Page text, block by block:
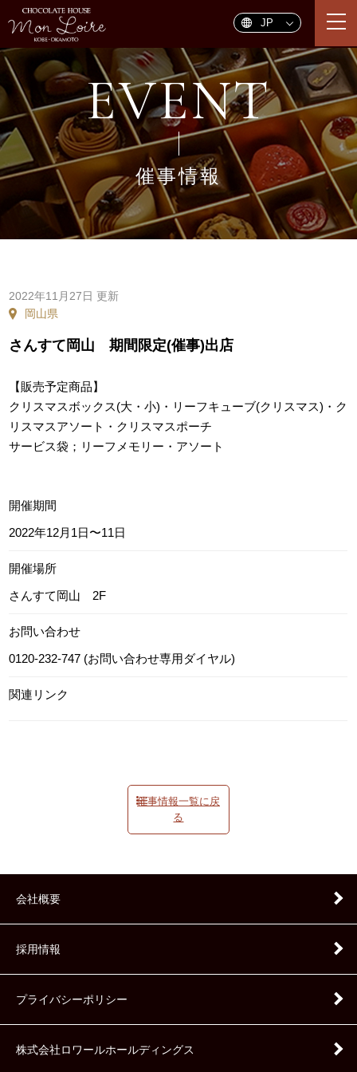
EVENT
催事情報
2022年11月27日 更新
岡山県
さんすて岡山 期間限定(催事)出店
【販売予定商品】
クリスマスボックス(大・小)・リーフキューブ(クリスマス)・ク
リスマスアソート・クリスマスポーチ
サービス袋；リーフメモリー・アソート
開催期間
2022年12月1日〜11日
開催場所
さんすて岡山 2F
お問い合わせ
0120-232-747 (お問い合わせ専用ダイヤル)
関連リンク
催事情報一覧に戻
る
会社概要
採用情報
プライバシーポリシー
株式会社ロワールホールディングス